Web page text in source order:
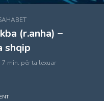
(r.anha) –
shqip
7 min. për ta lexuar